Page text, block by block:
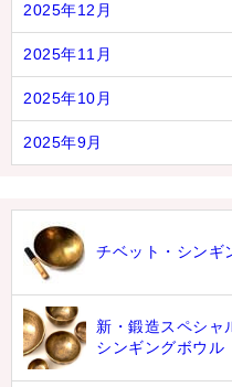
2025年12月
2025年11月
2025年10月
2025年9月
チベット・シンギ
新・鍛造スペシャ
シンギングボウル